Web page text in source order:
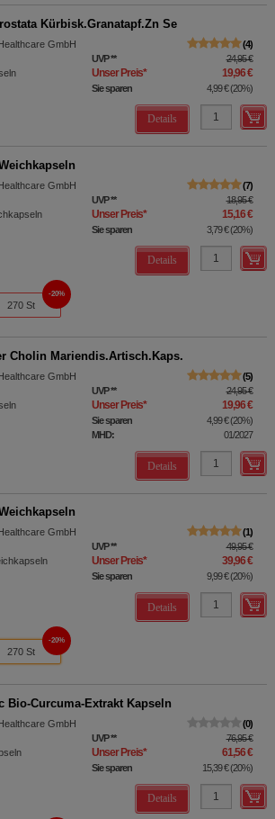
Kürbisk.Granatapf.Zn Se
GmbH
4
UVP** 24,95 €
Unser Preis* 19,96 €
Sie sparen 4,99 €(20%)
Details
GmbH
7
UVP** 18,95 €
Unser Preis* 15,16 €
Sie sparen 3,79 €(20%)
Details
270 St
20%
Cholin Mariendis.Artisch.Kaps.
GmbH
5
UVP** 24,95 €
Unser Preis* 19,96 €
Sie sparen 4,99 €(20%)
MHD:
01/2027
Details
GmbH
1
UVP** 49,95 €
Unser Preis* 39,96 €
Sie sparen 9,99 €(20%)
Details
270 St
20%
Bio-Curcuma-Extrakt Kapseln
GmbH
0
UVP** 76,95 €
Unser Preis* 61,56 €
Sie sparen 15,39 €(20%)
Details